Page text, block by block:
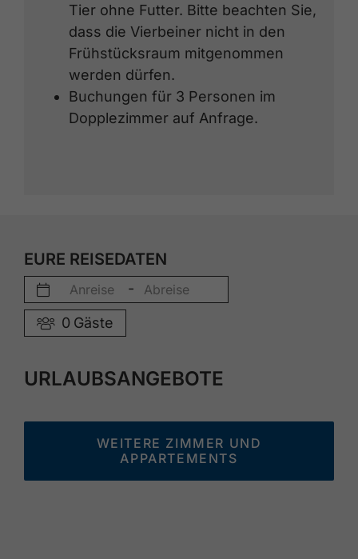
Tier ohne Futter. Bitte beachten Sie,
dass die Vierbeiner nicht in den
Frühstücksraum mitgenommen
werden dürfen.
Buchungen für 3 Personen im
Dopplezimmer auf Anfrage.
EURE REISEDATEN
-
0 Gäste
URLAUBSANGEBOTE
WEITERE ZIMMER UND
APPARTEMENTS